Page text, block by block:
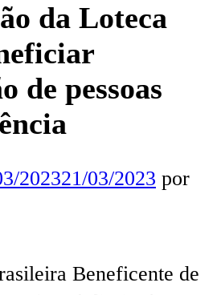
da Loteca
de pessoas
202321/03/2023 por
Beneficente de